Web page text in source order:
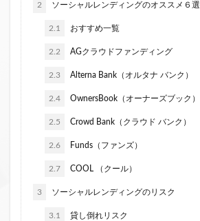
2 ソーシャルレンディングのオススメ６選
2.1 おすすめ一覧
2.2 AGクラウドファンディング
2.3 Alterna Bank（オルタナ バンク）
2.4 OwnersBook（オーナーズブック）
2.5 Crowd Bank（クラウド バンク）
2.6 Funds（ファンズ）
2.7 COOL （クール）
3 ソーシャルレンディングのリスク
3.1 貸し倒れリスク